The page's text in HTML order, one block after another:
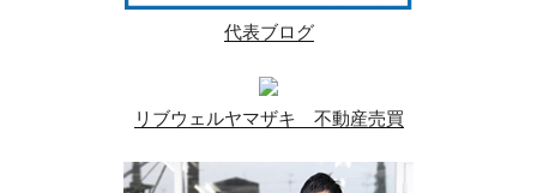
代表ブログ
リブウェルヤマザキ 不動産売買